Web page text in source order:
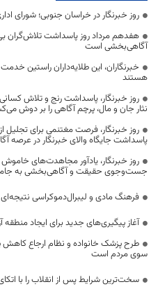
روز خبرنگار در خراسان جنوبی؛ شورای
هفدهم مرداد روز پاسداشت تلاش‌گران
آگاهی‌بخشی است
خبرنگاران، این طلایه‌داران راستین
هستند
روز خبرنگار، پاسداشت رنج و تلاش
نثار جان و مال، پرچم آگاهی را بر دوش
روز خبرنگار، فرصت مغتنمی برای
پاسداشت جایگاه والای خبرنگار در عرصه
روز خبرنگار، یادآور مجاهدت‌های
جست‌وجوی حقیقت و آگاهی‌بخشی به
فرهنگ مادی و لیبرال‌دموکراسی
آغاز پیگیری‌های جدید برای ایجاد
طرح پزشک خانواده و نظام ارجاع
سوی مردم است
سخت‌ترین شرایط پس از انقلاب را با